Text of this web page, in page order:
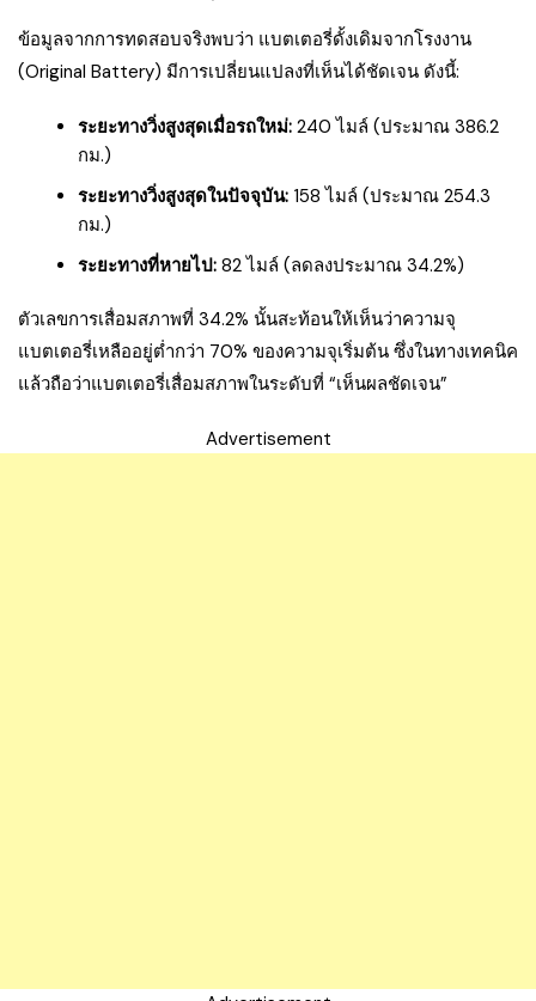
ข้อมูลจากการทดสอบจริงพบว่า แบตเตอรี่ดั้งเดิมจากโรงงาน
(Original Battery) มีการเปลี่ยนแปลงที่เห็นได้ชัดเจน ดังนี้:
ระยะทางวิ่งสูงสุดเมื่อรถใหม่: 240 ไมล์ (ประมาณ 386.2
กม.)
ระยะทางวิ่งสูงสุดในปัจจุบัน: 158 ไมล์ (ประมาณ 254.3
กม.)
ระยะทางที่หายไป: 82 ไมล์ (ลดลงประมาณ 34.2%)
ตัวเลขการเสื่อมสภาพที่ 34.2% นั้นสะท้อนให้เห็นว่าความจุ
แบตเตอรี่เหลืออยู่ต่ำกว่า 70% ของความจุเริ่มต้น ซึ่งในทางเทคนิค
แล้วถือว่าแบตเตอรี่เสื่อมสภาพในระดับที่ “เห็นผลชัดเจน”
Advertisement